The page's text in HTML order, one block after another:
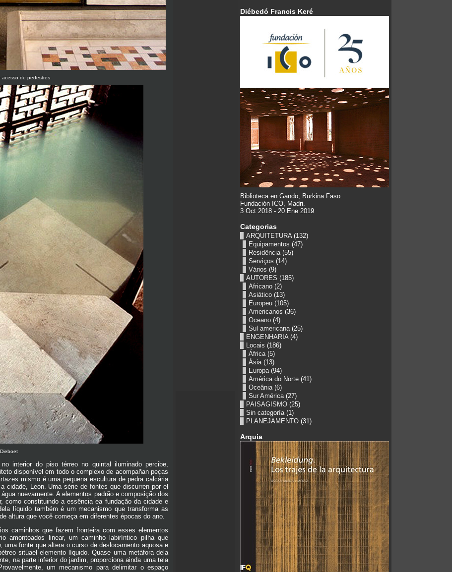
acesso de pedestres
interior do piso térreo no quintal iluminado percibe,
disponível em todo o complexo de acompañan peças
mismo é uma pequena escultura de pedra calcária
cidade, Leon. Uma série de fontes que discurren por el
nuevamente. A elementos padrão e composição dos
como constituindo a essência ea fundação da cidade e
líquido também é um mecanismo que transforma as
altura que você começa em diferentes épocas do ano.
caminhos que fazem fronteira com esses elementos
amontoados linear, um caminho labiríntico pilha que
uma fonte que altera o curso de deslocamento aquosa e
sitúael elemento líquido. Quase uma metáfora dela
na parte inferior do jardim, proporciona ainda uma tela
um mecanismo para delimitar o espaço
Diébedó Francis Keré
Biblioteca en Gando, Burkina Faso.
Fundación ICO, Madri.
3 Oct 2018 - 20 Ene 2019
Categorias
ARQUITETURA(132)
Equipamentos (47)
Residência(55)
Serviços (14)
Vários (9)
AUTORES (185)
Africano (2)
Asiático (13)
Europeu (105)
Americanos (36)
Oceano (4)
Sul americana(25)
ENGENHARIA(4)
Locais (186)
África(5)
Ásia(13)
Europa(94)
América do Norte (41)
Oceânia(6)
Sur América(27)
PAISAGISMO (25)
Sin categoría(1)
PLANEJAMENTO (31)
Arquia